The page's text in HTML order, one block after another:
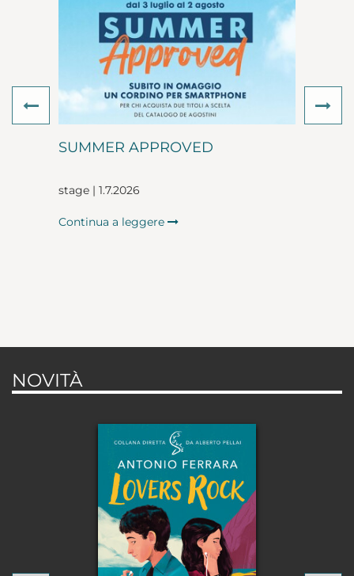
SUMMER APPROVED
stage | 1.7.2026
Continua a leggere
Previous
NOVITÀ